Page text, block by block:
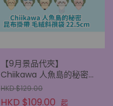
【9月景品代夾】
Chiikawa 人魚島的秘密
昆布掛帶 毛絨斜孭袋
22.5cm
HKD $129.00
HKD $109.00 起